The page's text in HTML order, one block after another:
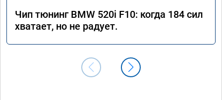
Чип тюнинг BMW 520i F10: когда 184 сил
хватает, но не радует.